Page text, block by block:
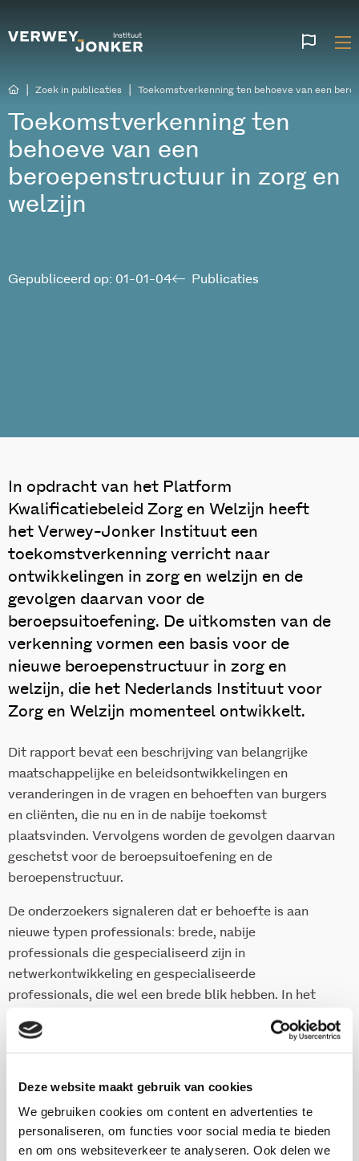
Deze website maakt gebruik van cookies
We gebruiken cookies om content en advertenties te
personaliseren, om functies voor social media te bieden
en om ons websiteverkeer te analyseren. Ook delen we
Zoek in publicaties Toekomstverkenning ten behoeve van een
Toekomstverkenning ten
behoeve van een
beroepenstructuur in zorg en
welzijn
Publicaties
Gepubliceerd op: 01-01-04
In opdracht van het Platform
Kwalificatiebeleid Zorg en Welzijn heeft
het Verwey-Jonker Instituut een
toekomstverkenning verricht naar
ontwikkelingen in zorg en welzijn en de
gevolgen daarvan voor de
beroepsuitoefening. De uitkomsten van de
verkenning vormen een basis voor de
nieuwe beroepenstructuur in zorg en
welzijn, die het Nederlands Instituut voor
Zorg en Welzijn momenteel ontwikkelt.
Dit rapport bevat een beschrijving van belangrijke
maatschappelijke en beleidsontwikkelingen en
veranderingen in de vragen en behoeften van burgers
en cliënten, die nu en in de nabije toekomst
plaatsvinden. Vervolgens worden de gevolgen daarvan
geschetst voor de beroepsuitoefening en de
beroepenstructuur.
De onderzoekers signaleren dat er behoefte is aan
nieuwe typen professionals: brede, nabije
professionals die gespecialiseerd zijn in
netwerkontwikkeling en gespecialiseerde
professionals, die wel een brede blik hebben. In het
handelen van deze professionals en de bijbehorende
competenties. Voor de beroepenstructuur zijn de
beroepen, functies en competenties waar in de nabije
toekomst behoefte aan is.